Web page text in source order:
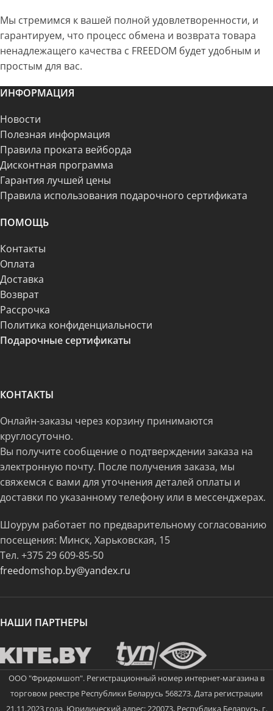
Мы стремимся к вашей полной удовлетворенности, и
гарантируем, что процесс обмена и возврата товара
ненадлежащего качества с FREEDOM будет удобным и
простым для вас.
ИНФОРМАЦИЯ
Новости
Полезная информация
Правила проката вейборда
Дисконтная программа
Гарантия лучшей цены
Правила использования подарочного сертификата
ПОМОЩЬ
Контакты
Оплата
Доставка
Возврат
Рассрочка
Политика конфиденциальности
Подарочные сертификаты
КОНТАКТЫ
Онлайн-заказы через корзину принимаются
круглосуточно.
Вы получите сообщение о подтверждении заказа на
электронную почту. После получения заказа, мы
свяжемся с вами для уточнения деталей оплаты и
доставки по указанному телефону или в мессенджерах.
Шоурум работает по предварительному согласованию
посещения: Минск, Харьковская, 15
Тел. +375 29 609-85-50
freedomshop.by@yandex.ru
НАШИ ПАРТНЕРЫ
ООО "Фридомшоп". Регистрационный номер интернет-магазина в
торговом реестре Республики Беларусь 568273. Дата регистрации
21.11.2023 года. Юридический адрес: 220073, Республика Беларусь, г.